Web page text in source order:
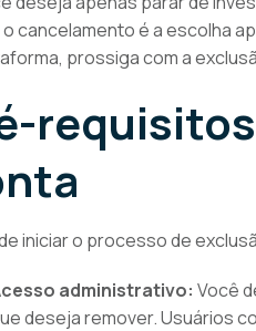
cancelamento é a escolha
prossiga com a
iniciar o processo de
administrativo: Você
deseja remover. Usuários